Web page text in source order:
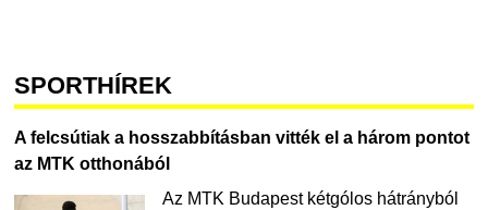
SPORTHÍREK
A felcsútiak a hosszabbításban vitték el a három pontot
az MTK otthonából
Az MTK Budapest kétgólos hátrányból